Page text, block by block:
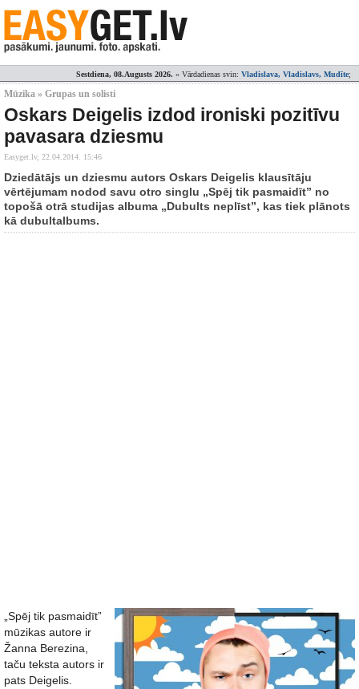
Sestdiena, 08.Augusts 2026. » Vārdadienas svin: Vladislava, Vladislavs, Mudīte;
Mūzika » Grupas un solisti
Oskars Deigelis izdod ironiski pozitīvu
pavasara dziesmu
Easyget.lv, 22.04.2014. 15:46
Dziedātājs un dziesmu autors Oskars Deigelis klausītāju
vērtējumam nodod savu otro singlu „Spēj tik pasmaidīt” no
topošā otrā studijas albuma „Dubults neplīst”, kas tiek plānots
kā dubultalbums.
„Spēj tik pasmaidīt”
mūzikas autore ir
Žanna Berezina,
taču teksta autors ir
pats Deigelis.